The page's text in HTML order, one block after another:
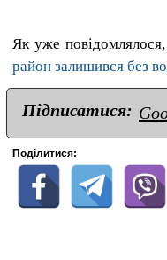
Як уже
район залишився без
Підписатися:
Поділитися: